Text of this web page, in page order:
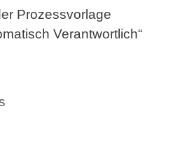
Prozessvorlage
Verantwortlich“